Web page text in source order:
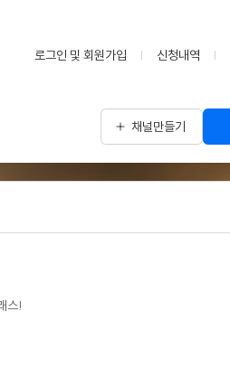
로그인 및 회원가입 신청내역
채널만들기
스!